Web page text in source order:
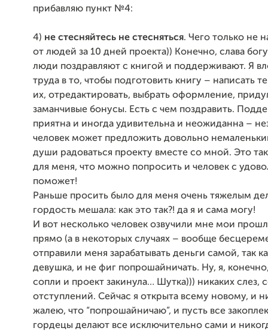
прибавляю пункт №4:
4) не стесняйтесь не стесняться. Чего только не
от людей за 10 дней проекта)) Конечно, слава
люди поздравляют с книгой и поддерживают. Я
труда в то, чтобы подготовить книгу – написать
их, отредактировать, выбрать оформление,
заманчивые бонусы. Есть с чем поздравить.
приятна и иногда удивительна и неожиданна –
человек может предложить довольно
души радоваться проекту вместе со мной. Это
для меня, что можно попросить и человек с
поможет!
Раньше просить было для меня очень тяжелым
гордость мешала: как это так?! да я и сама могу!
И вот несколько человек озвучили мне мои
прямо (а в некоторых случаях – вообще
отправили меня зарабатывать деньги самой, так
девушка, и не фиг попрошайничать. Ну, я,
сопли и проект закинула… Шутка))) никаких слез,
отступлений. Сейчас я открыта всему новому, и
жалею, что “попрошайничаю”, и пусть все
гордецы делают все исключительно сами и